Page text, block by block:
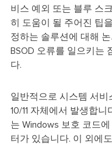
비스 예외 또는 블루 스
히 도움이 될 주어진 팁
정하는 솔루션에 대해
BSOD 오류를 일으키는
다.
일반적으로 시스템 서비
10/11 자체에서 발생합
는 Windows 보호 코드
터가 있습니다. 이 외에